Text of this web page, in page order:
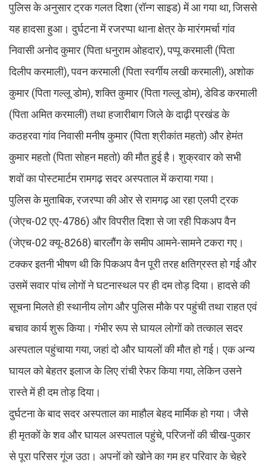
पुलिस के अनुसार ट्रक गलत दिशा (रॉन्ग साइड) में आ गया था, जिससे
यह हादसा हुआ। दुर्घटना में रजरप्पा थाना क्षेत्र के मारंगमर्चा गांव
निवासी अनोद कुमार (पिता धनुराम ओहदार), पप्पू करमाली (पिता
दिलीप करमाली), पवन करमाली (पिता स्वर्गीय लखी करमाली), अशोक
कुमार (पिता गल्लू डोम), शक्ति कुमार (पिता गल्लू डोम), डेविड करमाली
(पिता अमित करमाली) तथा हजारीबाग जिले के दाढ़ी प्रखंड के
कठहरवा गांव निवासी मनीष कुमार (पिता श्रीकांत महतो) और हेमंत
कुमार महतो (पिता सोहन महतो) की मौत हुई है। शुक्रवार को सभी
शवों का पोस्टमार्टम रामगढ़ सदर अस्पताल में कराया गया।
पुलिस के मुताबिक, रजरप्पा की ओर से रामगढ़ आ रहा एलपी ट्रक
(जेएच-02 एए-4786) और विपरीत दिशा से जा रही पिकअप वैन
(जेएच-02 क्यू-8268) बारलौंग के समीप आमने-सामने टकरा गए।
टक्कर इतनी भीषण थी कि पिकअप वैन पूरी तरह क्षतिग्रस्त हो गई और
उसमें सवार पांच लोगों ने घटनास्थल पर ही दम तोड़ दिया। हादसे की
सूचना मिलते ही स्थानीय लोग और पुलिस मौके पर पहुंची तथा राहत एवं
बचाव कार्य शुरू किया। गंभीर रूप से घायल लोगों को तत्काल सदर
अस्पताल पहुंचाया गया, जहां दो और घायलों की मौत हो गई। एक अन्य
घायल को बेहतर इलाज के लिए रांची रेफर किया गया, लेकिन उसने
रास्ते में ही दम तोड़ दिया।
दुर्घटना के बाद सदर अस्पताल का माहौल बेहद मार्मिक हो गया। जैसे
ही मृतकों के शव और घायल अस्पताल पहुंचे, परिजनों की चीख-पुकार
से पूरा परिसर गूंज उठा। अपनों को खोने का गम हर परिवार के चेहरे